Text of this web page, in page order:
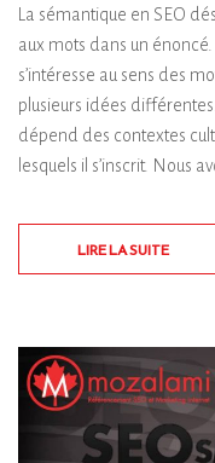
La sémantique en SEO
aux mots dans un
s’intéresse au sens des
plusieurs idées
dépend des contextes
lesquels il s’inscrit. Nous
LIRE LA SUITE